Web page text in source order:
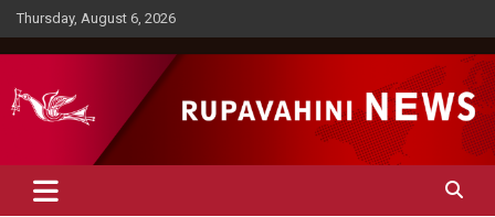
Skip
to
content
Thursday, August 6, 2026
Rupavahini News